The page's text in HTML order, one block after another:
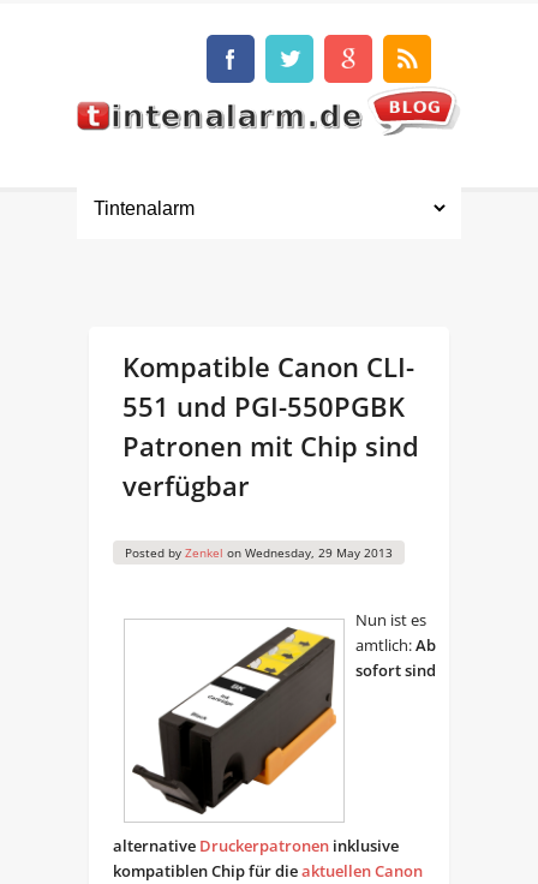
Kompatible Canon CLI-
551 und PGI-550PGBK
Patronen mit Chip sind
verfügbar
Posted by Zenkel on Wednesday, 29 May 2013
Nun ist es
amtlich:Ab
sofort sind
alternative Druckerpatroneninklusive
kompatiblen Chip für dieaktuellen Canon